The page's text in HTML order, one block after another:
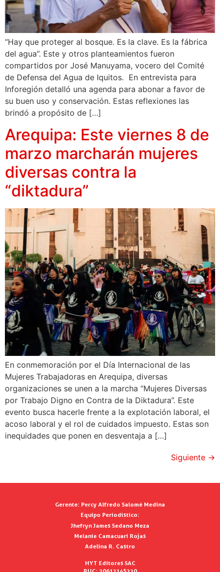
“Hay que proteger al bosque. Es la clave. Es la fábrica
del agua”. Este y otros planteamientos fueron
compartidos por José Manuyama, vocero del Comité
de Defensa del Agua de Iquitos. En entrevista para
Inforegión detalló una agenda para abonar a favor de
su buen uso y conservación. Estas reflexiones las
brindó a propósito de […]
Arequipa: Este viernes 8 de
marzo marcharán mujeres
diversas contra la
“diktadura”
En conmemoración por el Día Internacional de las
Mujeres Trabajadoras en Arequipa, diversas
organizaciones se unen a la marcha “Mujeres Diversas
por Trabajo Digno en Contra de la Diktadura”. Este
evento busca hacerle frente a la explotación laboral, el
acoso laboral y el rol de cuidados impuesto. Estas son
inequidades que ponen en desventaja a […]
Siguiente →
Gerente: Percy Alfredo Salomé Medina
Equipo Periodístico:
Jhefryn James Sedano Meza
Melanie Camacuari Rojas
Adelina R. Castro
HYT Editores SAC